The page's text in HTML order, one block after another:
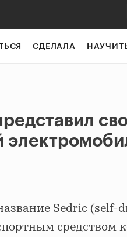
СДЕЛАЛА
Sedric
средством